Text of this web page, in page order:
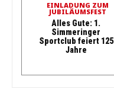
EINLADUNG ZUM
JUBILÄUMSFEST
Alles Gute: 1.
Simmeringer
Sportclub feiert 125
Jahre